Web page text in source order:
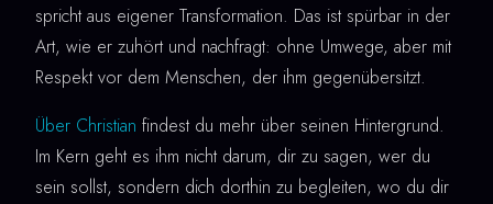
spricht aus eigener Transformation. Das ist spürbar in der
Art, wie er zuhört und nachfragt: ohne Umwege, aber mit
Respekt vor dem Menschen, der ihm gegenübersitzt.
Über Christian findest du mehr über seinen Hintergrund.
Im Kern geht es ihm nicht darum, dir zu sagen, wer du
sein sollst, sondern dich dorthin zu begleiten, wo du dir